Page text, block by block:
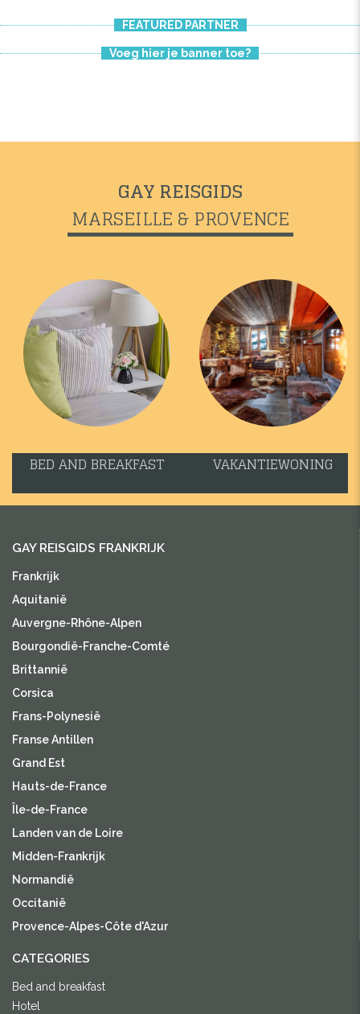
FEATURED PARTNER
Voeg hier je banner toe?
GAY REISGIDS
MARSEILLE & PROVENCE
BED AND BREAKFAST VAKANTIEWONING
GAY REISGIDS FRANKRIJK
Frankrijk
Aquitanië
Auvergne-Rhône-Alpen
Bourgondië-Franche-Comté
Brittannië
Corsica
Frans-Polynesië
Franse Antillen
Grand Est
Hauts-de-France
Île-de-France
Landen van de Loire
Midden-Frankrijk
Normandië
Occitanië
Provence-Alpes-Côte d'Azur
CATEGORIES
Bed and breakfast
Hotel